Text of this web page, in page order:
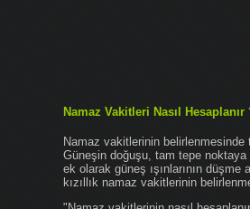
Namaz Vakitleri Nasıl Hesaplanır
Namaz vakitlerinin belirlenmesinde
Güneşin doğuşu, tam tepe noktaya
ek olarak güneş ışınlarının
kızıllık namaz vakitlerinin